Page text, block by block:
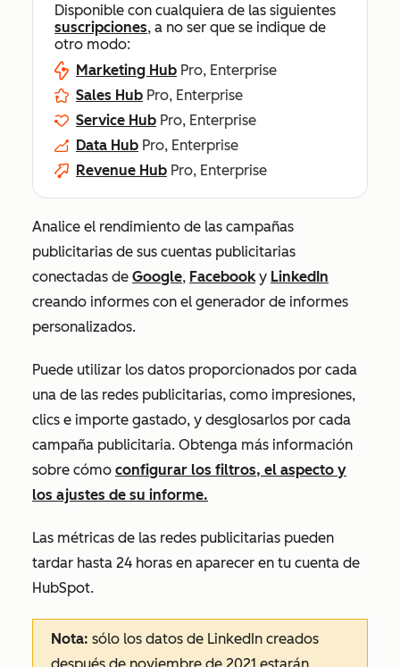
Disponible con cualquiera de las siguientes
suscripciones, a no ser que se indique de
otro modo:
Marketing Hub Pro, Enterprise
Sales Hub Pro, Enterprise
Service Hub Pro, Enterprise
Data Hub Pro, Enterprise
Revenue Hub Pro, Enterprise
Analice el rendimiento de las campañas
publicitarias de sus cuentas publicitarias
conectadas de Google, Facebooky LinkedIn
creando informes con el generador de informes
personalizados.
Puede utilizar los datos proporcionados por cada
una de las redes publicitarias, como impresiones,
clics e importe gastado, y desglosarlos por cada
campaña publicitaria. Obtenga más información
sobre cómo configurar los filtros, el aspecto y
los ajustes de su informe.
Las métricas de las redes publicitarias pueden
tardar hasta 24 horas en aparecer en tu cuenta de
HubSpot.
Nota: sólo los datos de LinkedIn creados